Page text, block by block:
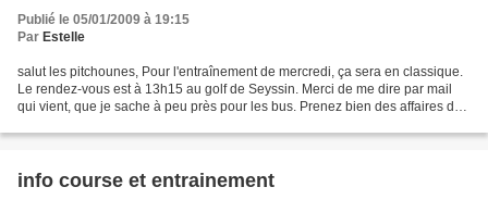
Publié le 05/01/2009 à 19:15
Par Estelle
salut les pitchounes, Pour l'entraînement de mercredi, ça sera en classique.
Le rendez-vous est à 13h15 au golf de Seyssin. Merci de me dire par mail
qui vient, que je sache à peu près pour les bus. Prenez bien des affaires de
info course et entrainement